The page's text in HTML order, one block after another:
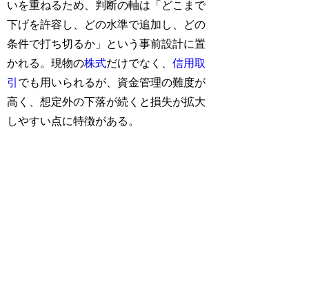
いを重ねるため、判断の軸は「どこまで
下げを許容し、どの水準で追加し、どの
条件で打ち切るか」という事前設計に置
かれる。現物の株式だけでなく、信用取
引 でも用いられるが、資金管理の難度が
高く、想定外の下落が続くと損失が拡大
しやすい点に特徴がある。